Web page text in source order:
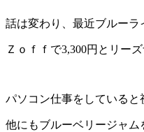
話は変わり、最近ブルーラ
Ｚｏｆｆで3,300円とリー
パソコン仕事をしている
他にもブルーベリージャ